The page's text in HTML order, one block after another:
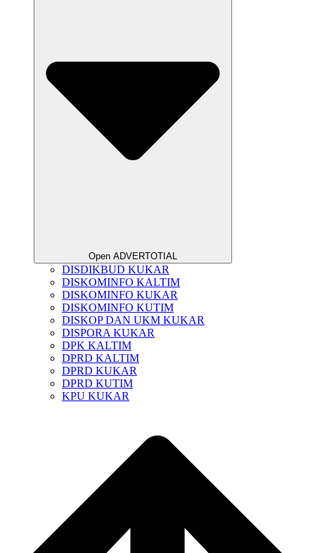
Open ADVERTOTIAL
DISDIKBUD KUKAR
DISKOMINFO KALTIM
DISKOMINFO KUKAR
DISKOMINFO KUTIM
DISKOP DAN UKM KUKAR
DISPORA KUKAR
DPK KALTIM
DPRD KALTIM
DPRD KUKAR
DPRD KUTIM
KPU KUKAR